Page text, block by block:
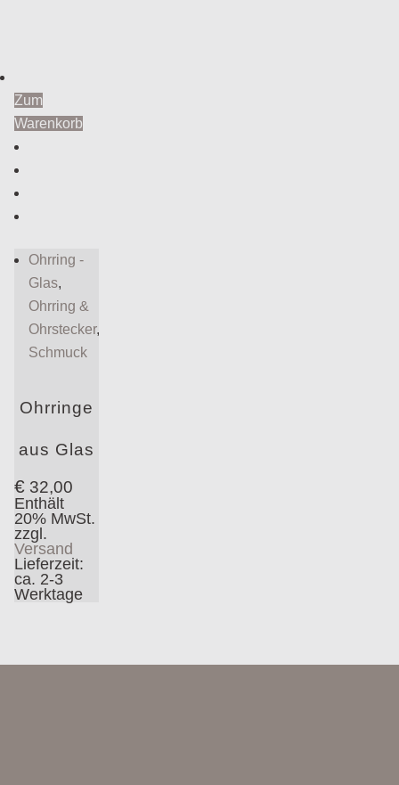
Zum
Warenkorb
Ohrring -
Glas,
Ohrring &
Ohrstecker,
Schmuck
Ohrringe
aus Glas
€ 32,00
Enthält
20% MwSt.
zzgl.
Versand
Lieferzeit:
ca. 2-3
Werktage